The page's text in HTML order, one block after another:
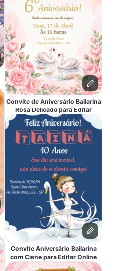
Convite de Aniversário Bailarina
Rosa Delicado para Editar
Convite Aniversário Bailarina
com Cisne para Editar Online